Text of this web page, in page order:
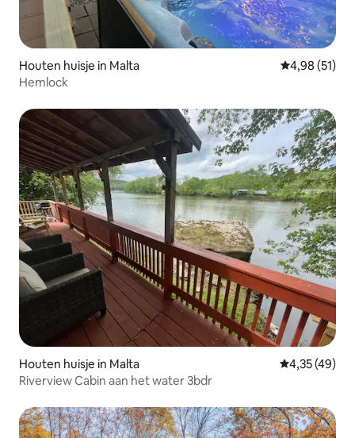
Houten huisje in Malta Gemiddelde
4,98 (51)
Hemlock
Houten huisje in Malta Gemiddelde
4,35 (49)
Riverview Cabin aan het water 3bdr